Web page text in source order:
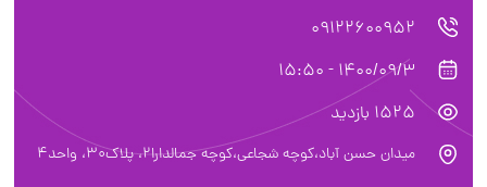
09122600952
1400/09/3 - 15:50
1525 بازدید
میدان حسن آباد،کوچه شجاعی،کوچه جمالدارا۲، پلاک۳۰، واحد۴